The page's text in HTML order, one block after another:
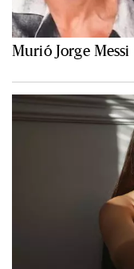
Murió Jorge Messi